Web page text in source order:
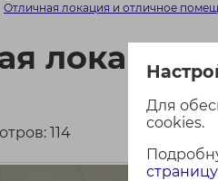
Для
cookies.
Отличная локация и отличное
локация
114